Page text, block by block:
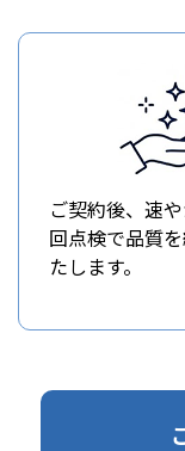
ご契約後、速
回点検で品質
たします。